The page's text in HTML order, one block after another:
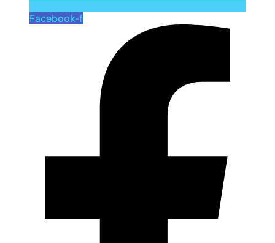
Facebook-f